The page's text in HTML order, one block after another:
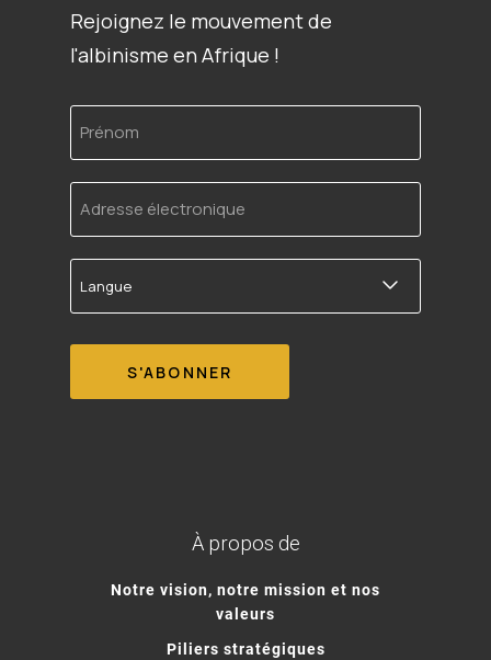
Rejoignez le mouvement de
l'albinisme en Afrique !
Prénom
Adresse
électronique
Langue
À propos de
Notre vision, notre mission et nos
valeurs
Piliers stratégiques